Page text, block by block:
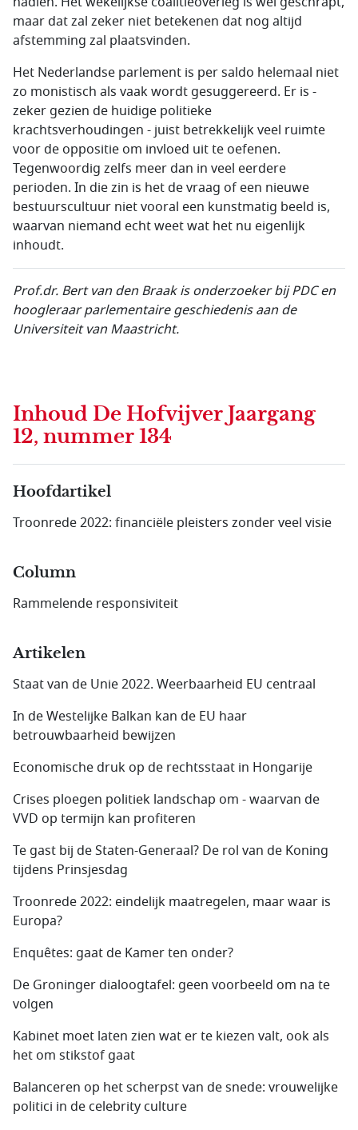
maar dat zal zeker niet betekenen dat nog altijd
afstemming zal plaatsvinden.
Het Nederlandse parlement is per saldo helemaal niet
zo monistisch als vaak wordt gesuggereerd. Er is -
zeker gezien de huidige politieke
krachtsverhoudingen - juist betrekkelijk veel ruimte
voor de oppositie om invloed uit te oefenen.
Tegenwoordig zelfs meer dan in veel eerdere
perioden. In die zin is het de vraag of een nieuwe
bestuurscultuur niet vooral een kunstmatig beeld is,
waarvan niemand echt weet wat het nu eigenlijk
inhoudt.
Prof.dr. Bert van den Braak is onderzoeker bij PDC en
hoogleraar parlementaire geschiedenis aan de
Universiteit van Maastricht.
Inhoud De Hofvijver Jaargang
12, nummer 134
Hoofdartikel
Troonrede 2022: financiële pleisters zonder veel visie
Column
Rammelende responsiviteit
Artikelen
Staat van de Unie 2022. Weerbaarheid EU centraal
In de Westelijke Balkan kan de EU haar
betrouwbaarheid bewijzen
Economische druk op de rechtsstaat in Hongarije
Crises ploegen politiek landschap om - waarvan de
VVD op termijn kan profiteren
Te gast bij de Staten-Generaal? De rol van de Koning
tijdens Prinsjesdag
Troonrede 2022: eindelijk maatregelen, maar waar is
Europa?
Enquêtes: gaat de Kamer ten onder?
De Groninger dialoogtafel: geen voorbeeld om na te
volgen
Kabinet moet laten zien wat er te kiezen valt, ook als
het om stikstof gaat
Balanceren op het scherpst van de snede: vrouwelijke
politici in de celebrity culture